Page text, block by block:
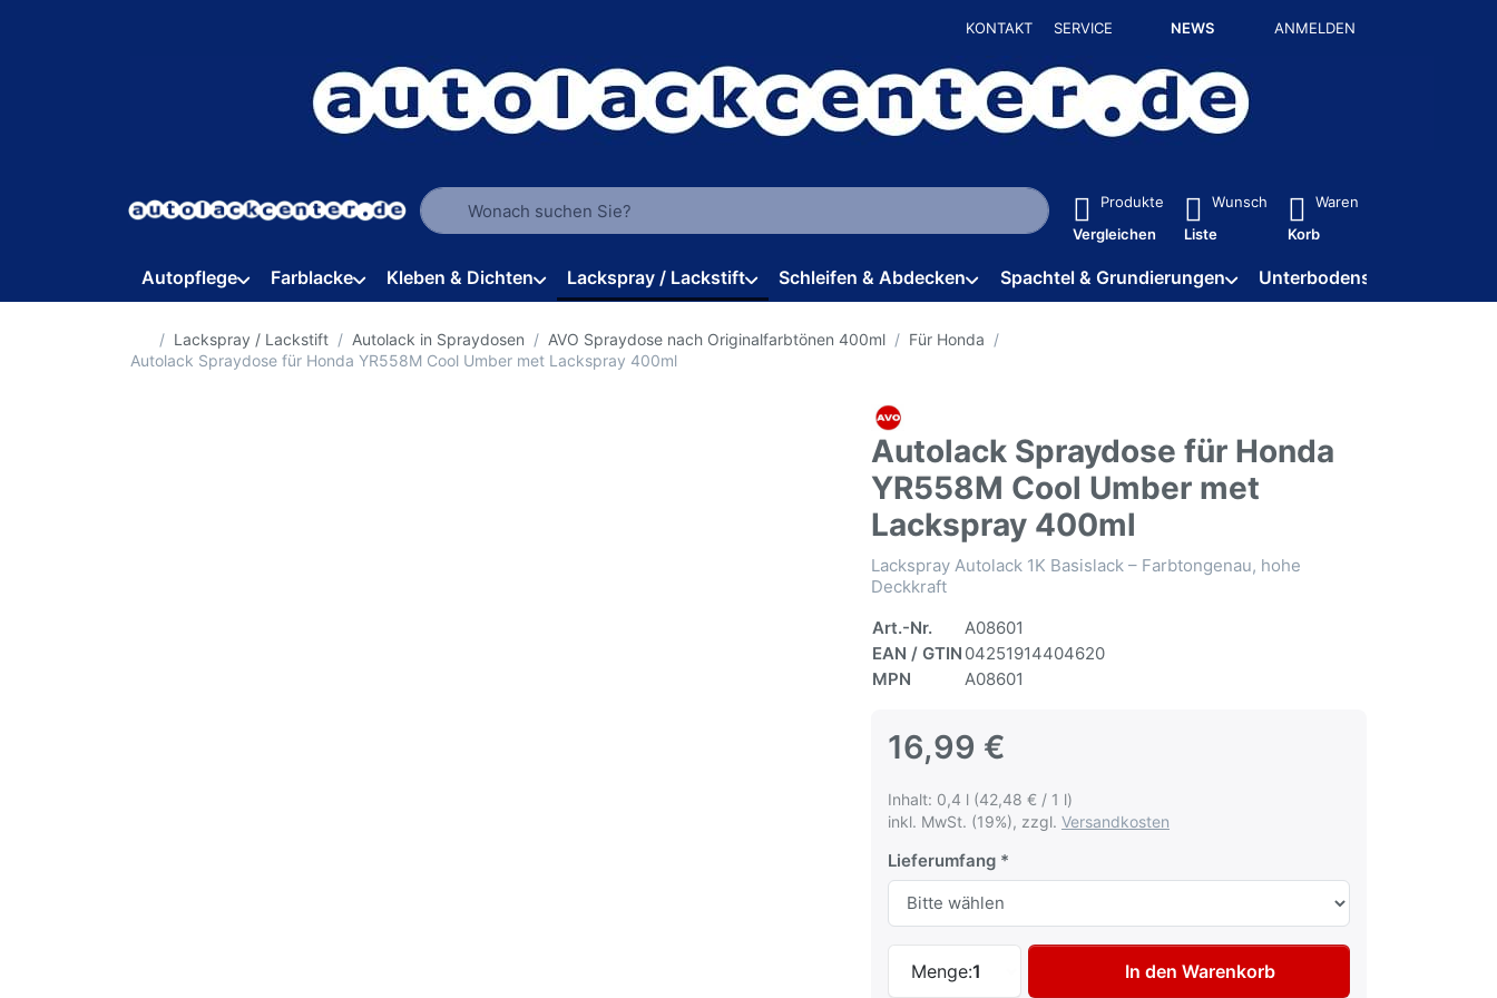
KONTAKT SERVICE NEWS ANMELDEN
Geben Sie einen Suchbegriff ein. Während Sie tippen, erscheinen automatisch erste Ergebnisse. Drücken Sie die Eingabetaste, um alle
Produkte
Vergleichen
Wunsch
Liste
Waren
Korb
Autopflege Farblacke Kleben & Dichten Lackspray / Lackstift Schleifen & Abdecken Spachtel & Grundierungen Unterbodenschutz / HV
Startseite
Lackspray / Lackstift Autolack in Spraydosen AVO Spraydose nach Originalfarbtönen 400ml
Für Honda
Autolack Spraydose für Honda YR558M Cool Umber met Lackspray 400ml
Autolack Spraydose für Honda
YR558M Cool Umber met
Lackspray 400ml
Lackspray Autolack 1K Basislack – Farbtongenau, hohe
Deckkraft
Art.-Nr.
A08601
EAN / GTIN 04251914404620
MPN
A08601
16,99 €
Inhalt: 0,4 l (42,48 € / 1 l)
inkl. MwSt. (19%), zzgl. Versandkosten
Lieferumfang
Menge:1
Autolack Spraydose für Honda YR558M Cool Umber met
In den Warenkorb